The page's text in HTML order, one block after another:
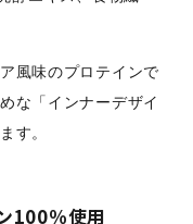
風味のプロテインで
な「インナーデザイ
す。
100％使用